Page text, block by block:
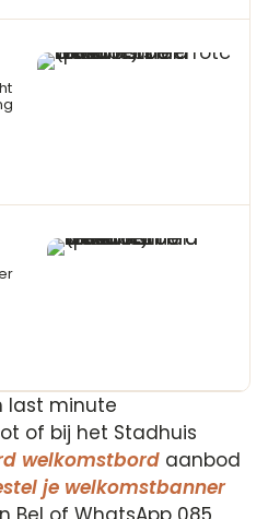
last minute
of bij het Stadhuis
welkomstbord aanbod
je welkomstbanner